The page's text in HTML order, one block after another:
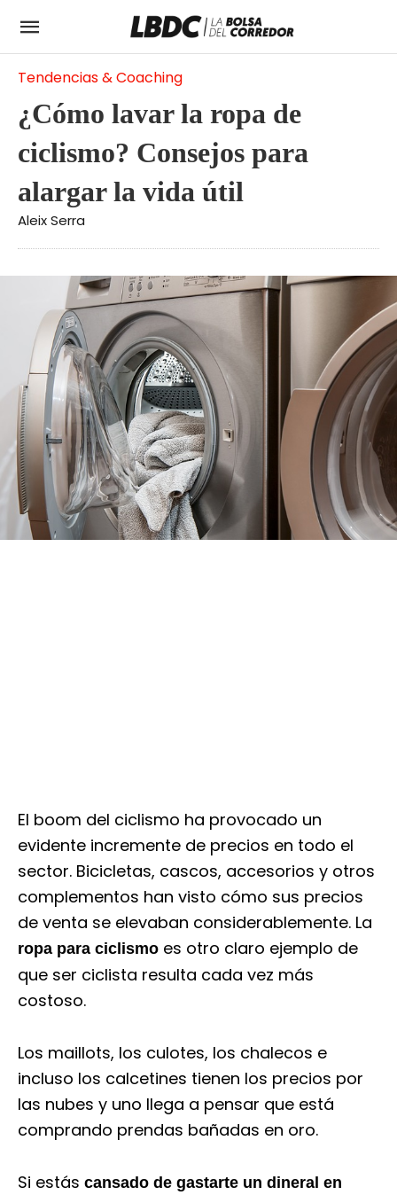
Tendencias & Coaching
¿Cómo lavar la ropa de
ciclismo? Consejos para
alargar la vida útil
Aleix Serra
El boom del ciclismo ha provocado un
evidente incremente de precios en todo el
sector. Bicicletas, cascos, accesorios y otros
complementos han visto cómo sus precios
de venta se elevaban considerablemente. La
ropa para ciclismo es otro claro ejemplo de
que ser ciclista resulta cada vez más
costoso.
Los maillots, los culotes, los chalecos e
incluso los calcetines tienen los precios por
las nubes y uno llega a pensar que está
comprando prendas bañadas en oro.
Si estás cansado de gastarte un dineral en